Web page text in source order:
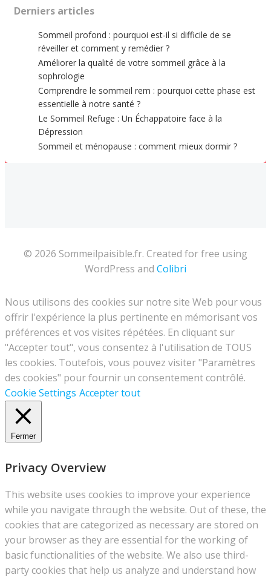
Derniers articles
Sommeil profond : pourquoi est-il si difficile de se
réveiller et comment y remédier ?
Améliorer la qualité de votre sommeil grâce à la
sophrologie
Comprendre le sommeil rem : pourquoi cette phase est
essentielle à notre santé ?
Le Sommeil Refuge : Un Échappatoire face à la
Dépression
Sommeil et ménopause : comment mieux dormir ?
© 2026 Sommeilpaisible.fr. Created for free using
WordPress and Colibri
Nous utilisons des cookies sur notre site Web pour vous
offrir l'expérience la plus pertinente en mémorisant vos
préférences et vos visites répétées. En cliquant sur
"Accepter tout", vous consentez à l'utilisation de TOUS
les cookies. Toutefois, vous pouvez visiter "Paramètres
des cookies" pour fournir un consentement contrôlé.
Cookie Settings Accepter tout
Fermer
Privacy Overview
This website uses cookies to improve your experience
while you navigate through the website. Out of these, the
cookies that are categorized as necessary are stored on
your browser as they are essential for the working of
basic functionalities of the website. We also use third-
party cookies that help us analyze and understand how